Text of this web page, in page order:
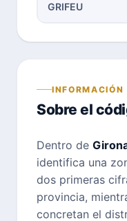
GRIFEU
INFORMACIÓN
Sobre el
Dentro de
identifica una
dos primeras
provincia,
concretan el